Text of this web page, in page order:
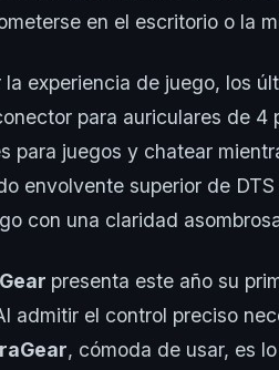
en el escritorio o la
la experiencia de juego, los
para auriculares de
para juegos y chatear
envolvente superior de
con una claridad
presenta este año su
admitir el control preciso
, cómoda de usar, es